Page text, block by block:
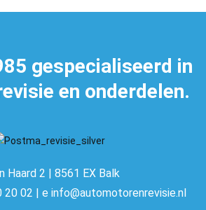
gespecialiseerd in
en onderdelen.
Haard 2 | 8561 EX Balk
02 | e info@automotorenrevisie.nl